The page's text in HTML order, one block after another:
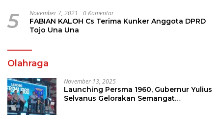
5 November 7, 2021 0 Komentar
FABIAN KALOH Cs Terima Kunker Anggota DPRD
Tojo Una Una
Olahraga
November 13, 2025
Launching Persma 1960, Gubernur Yulius
Selvanus Gelorakan Semangat